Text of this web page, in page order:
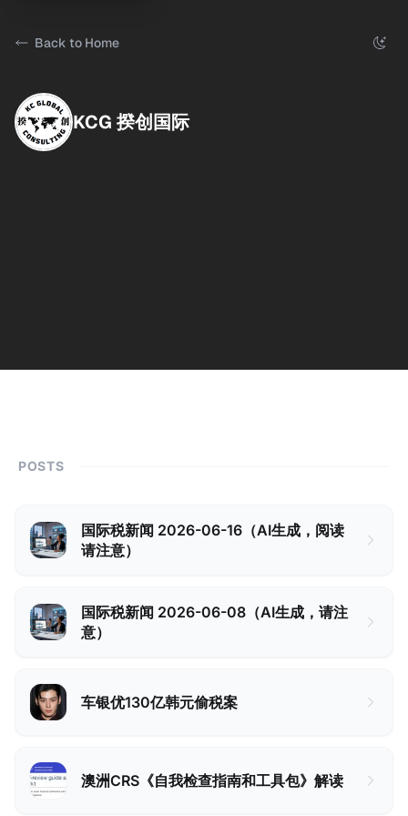
Back to Home
KCG 揆创国际
POSTS
国际税新闻 2026-06-16（AI生成，阅读
请注意）
国际税新闻 2026-06-08（AI生成，请注
意）
车银优130亿韩元偷税案
澳洲CRS《自我检查指南和工具包》解读